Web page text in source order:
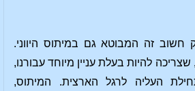
חשוב זה המבוטא גם במיתוס היווני.
שצריכה להיות בעלת עניין מיוחד עבורנו,
העליה לרגל הארצית. המיתוס,